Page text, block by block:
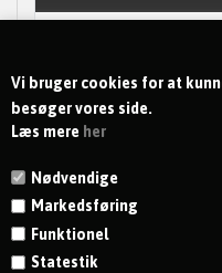
Vi bruger cookies for at
besøger vores side.
Læs mere her
Nødvendige
Markedsføring
Funktionel
Statestik